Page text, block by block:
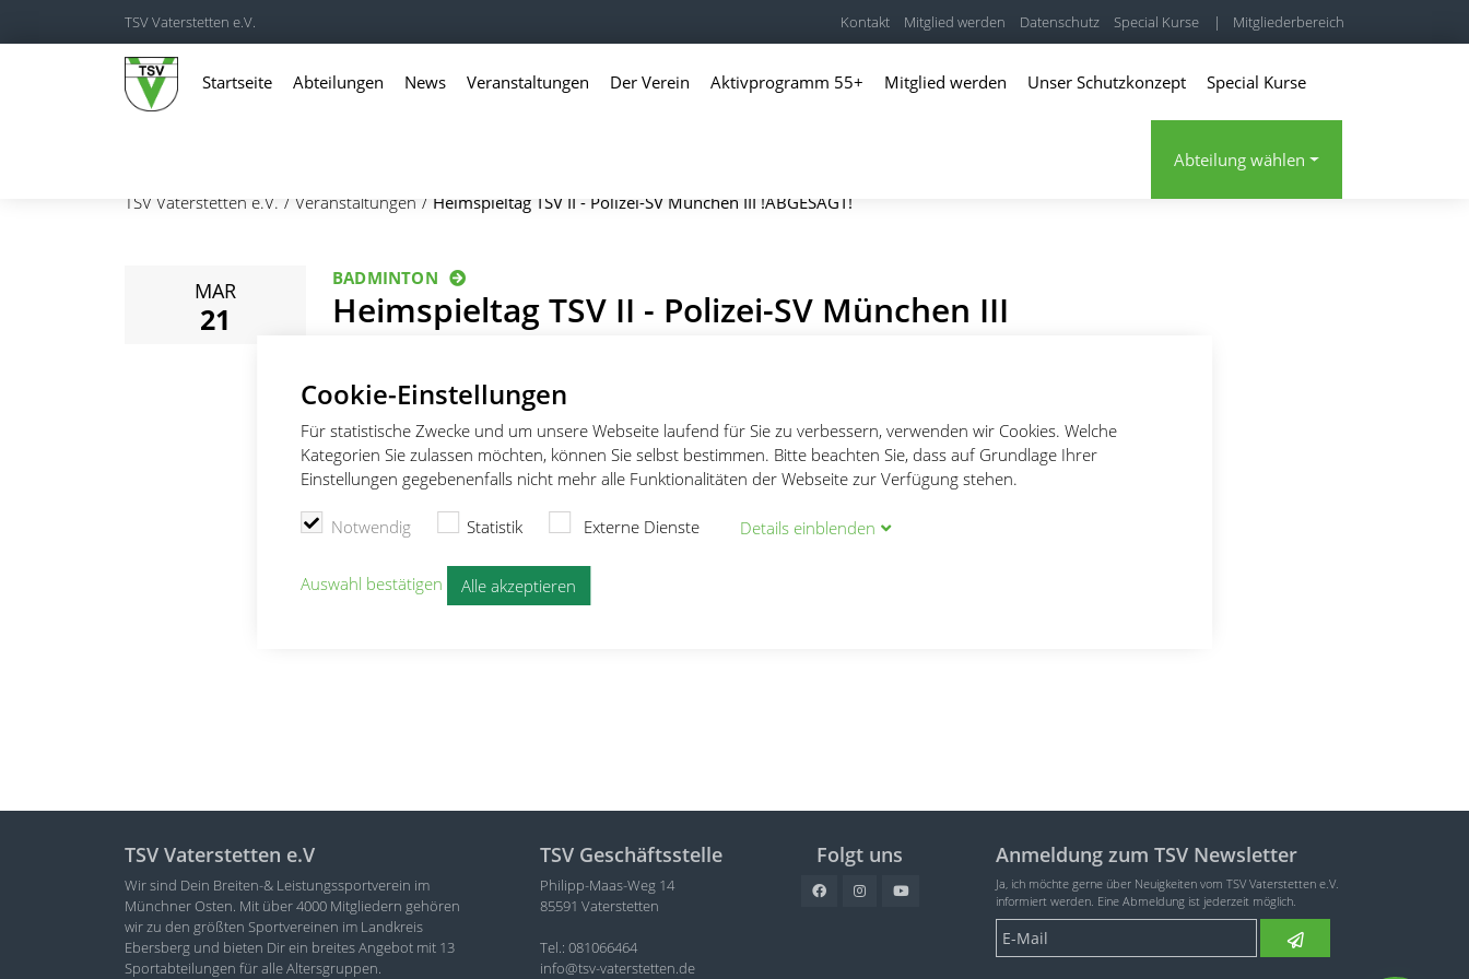
Cookie-Einstellungen
Für statistische Zwecke und um unsere Webseite laufend für Sie zu verbessern, verwenden wir Cookies. Welche
Kategorien Sie zulassen möchten, können Sie selbst bestimmen. Bitte beachten Sie, dass auf Grundlage Ihrer
Einstellungen gegebenenfalls nicht mehr alle Funktionalitäten der Webseite zur Verfügung stehen.
Notwendig Statistik Externe Dienste Details einblenden
Auswahl bestätigen Alle akzeptieren
TSV Vaterstetten e.V. Kontakt Mitglied werden Datenschutz Special Kurse | Mitgliederbereich
Startseite Abteilungen News Veranstaltungen Der Verein Aktivprogramm 55+ Mitglied werden Unser Schutzkonzept Special Kurse
Abteilung wählen
TSV Vaterstetten e.V.
Veranstaltungen Heimspieltag TSV II - Polizei-SV München III !ABGESAGT!
MAR
21
BADMINTON
Heimspieltag TSV II - Polizei-SV München III
21.03.2020 18:00 - 20:00
Ort:TSV-Halle
TSV Vaterstetten e.V
Wir sind Dein Breiten-& Leistungssportverein im
Münchner Osten. Mit über 4000 Mitgliedern gehören
wir zu den größten Sportvereinen im Landkreis
Ebersberg und bieten Dir ein breites Angebot mit 13
Sportabteilungen für alle Altersgruppen.
TSV Geschäftsstelle
Philipp-Maas-Weg 14
85591 Vaterstetten
Tel.: 081066464
info@tsv-vaterstetten.de
Folgt uns Anmeldung zum TSV Newsletter
Ja, ich möchte gerne über Neuigkeiten vom TSV Vaterstetten e.V.
informiert werden. Eine Abmeldung ist jederzeit möglich.